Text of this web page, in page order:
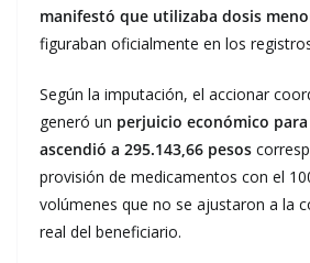
manifestó que utilizaba dosis
figuraban oficialmente en los
Según la imputación, el accionar
generó un perjuicio económico
ascendió a 295.143,66 pesos
provisión de medicamentos con el
volúmenes que no se ajustaron a la
real del beneficiario.